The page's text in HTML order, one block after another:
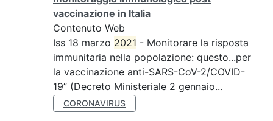
vaccinazione in Italia
Contenuto Web
Iss 18 marzo 2021 - Monitorare la risposta
immunitaria nella popolazione: questo...per
la vaccinazione anti-SARS-CoV-2/COVID-
19” (Decreto Ministeriale 2 gennaio...
CORONAVIRUS